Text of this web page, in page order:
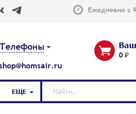
Ежедневно с
Телефоны
0 ₽
ЕЩЕ